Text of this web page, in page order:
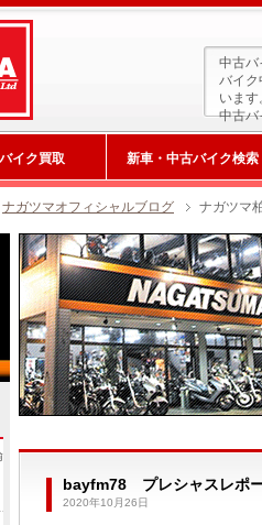
中古バ
バイク
います
中古バ
イク買取 新車・中古バイク検索
ナガツマオフィシャルブログ ナガツマ
bayfm78 プレシャスレポ
2020年10月26日
新車検索